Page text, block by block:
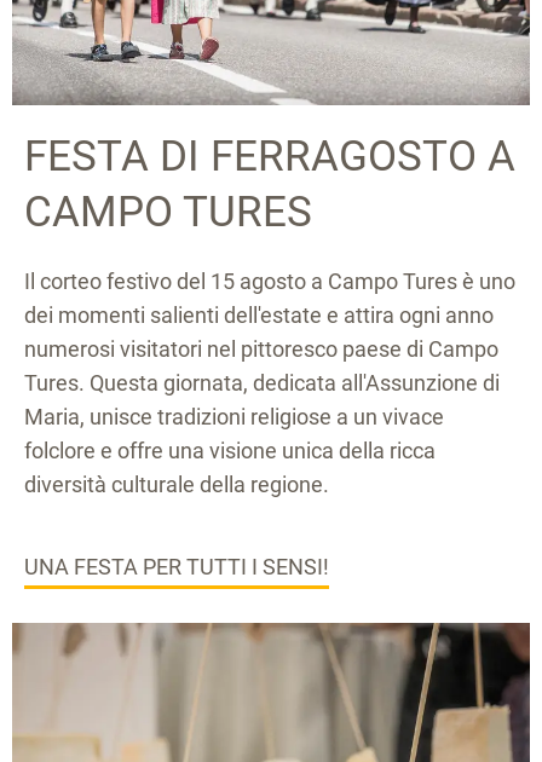
FESTA DI FERRAGOSTO A
CAMPO TURES
Il corteo festivo del 15 agosto a Campo Tures è uno
dei momenti salienti dell'estate e attira ogni anno
numerosi visitatori nel pittoresco paese di Campo
Tures. Questa giornata, dedicata all'Assunzione di
Maria, unisce tradizioni religiose a un vivace
folclore e offre una visione unica della ricca
diversità culturale della regione.
UNA FESTA PER TUTTI I SENSI!